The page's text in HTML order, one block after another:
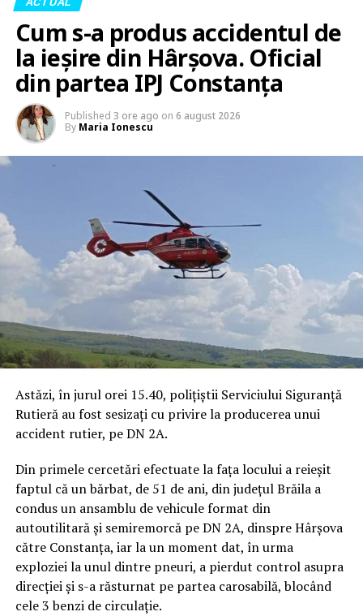
Cum s-a produs accidentul de
la ieșire din Hârșova. Oficial
din partea IPJ Constanța
Published 3 ore ago on 6 august 2026
By Maria Ionescu
Astăzi, în jurul orei 15.40, polițiștii Serviciului Siguranță
Rutieră au fost sesizați cu privire la producerea unui
accident rutier, pe DN 2A.
Din primele cercetări efectuate la fața locului a reieșit
faptul că un bărbat, de 51 de ani, din județul Brăila a
condus un ansamblu de vehicule format din
autoutilitară și semiremorcă pe DN 2A, dinspre Hârșova
către Constanța, iar la un moment dat, în urma
exploziei la unul dintre pneuri, a pierdut control asupra
direcției și s-a răsturnat pe partea carosabilă, blocând
cele 3 benzi de circulație.